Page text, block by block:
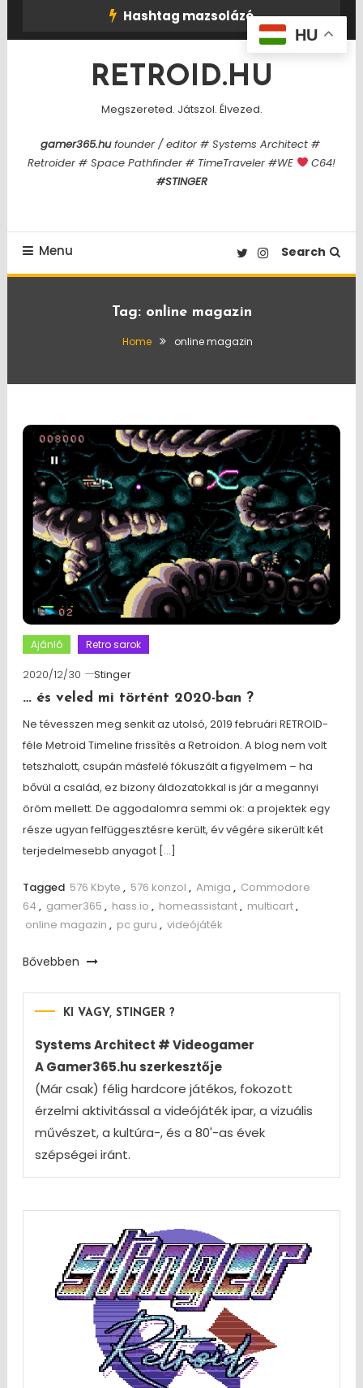
Hashtag mazsolázó
RETROID.HU
Megszereted. Játszol. Élvezed.
gamer365.hufounder / editor # Systems Architect #
Retroider # Space Pathfinder # TimeTraveler #WE
C64!
#STINGER
Menu Search
Tag: online magazin
Home online magazin
Ajánló Retro sarok
2020/12/30
Stinger
… és veled mi történt 2020-ban ?
Ne tévesszen meg senkit az utolsó, 2019 februári RETROID-
féle Metroid Timeline frissítés a Retroidon. A blog nem volt
tetszhalott, csupán másfelé fókuszált a figyelmem – ha
bővül a család, ez bizony áldozatokkal is jár a megannyi
öröm mellett. De aggodalomra semmi ok: a projektek egy
része ugyan felfüggesztésre került, év végére sikerült két
terjedelmesebb anyagot […]
Tagged 576 Kbyte , 576 konzol , Amiga , Commodore
64 , gamer365 , hass.io , homeassistant, multicart,
online magazin , pc guru , videójáték
Bővebben
KI VAGY, STINGER ?
Systems Architect # Videogamer
A Gamer365.hu szerkesztője
(Már csak) félig hardcore játékos, fokozott
érzelmi aktivitással a videójáték ipar, a vizuális
művészet, a kultúra-, és a 80'-as évek
szépségei iránt.
HU